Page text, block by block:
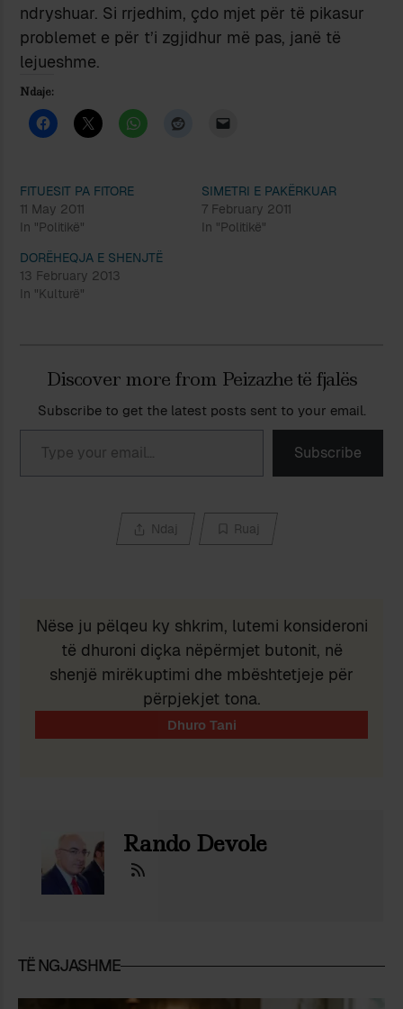
ndryshuar. Si rrjedhim, çdo mjet pёr tё pikasur
problemet e pёr t’i zgjidhur mё pas, janё tё
lejueshme.
Ndaje:
FITUESIT PA FITORE
11 May 2011
In "Politikë"
SIMETRI E PAKЁRKUAR
7 February 2011
In "Politikë"
DORЁHEQJA E SHENJTЁ
13 February 2013
In "Kulturë"
Discover more from Peizazhe të fjalës
Subscribe to get the latest posts sent to your email.
Type your email…
Subscribe
Ndaj Ruaj
Nëse ju pëlqeu ky shkrim, lutemi konsideroni
të dhuroni diçka nëpërmjet butonit, në
shenjë mirëkuptimi dhe mbështetjeje për
përpjekjet tona.
Rando Devole
TË NGJASHME